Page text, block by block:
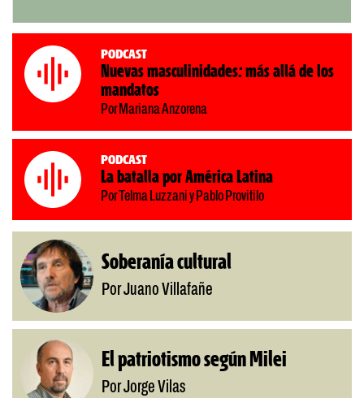
Podcast
Nuevas masculinidades: más allá de los
mandatos
Por Mariana Anzorena
Podcast
La batalla por América Latina
Por Telma Luzzani y Pablo Provitilo
Soberanía cultural
Por Juano Villafañe
El patriotismo según Milei
Por Jorge Vilas